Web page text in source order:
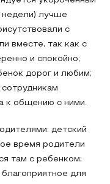
недели) лучше
с
вместе, так как с
и спокойно;
дорог и любим;
к общению с ними.
детский
время родители
там с ребенком;
для